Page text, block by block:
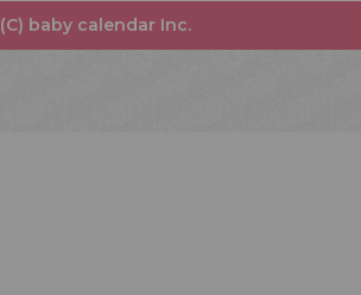
(C) baby calendar Inc.